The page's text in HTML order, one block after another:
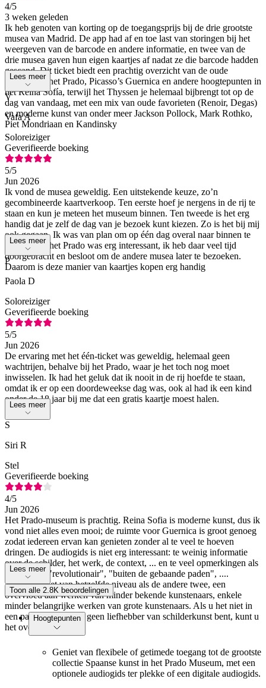
4/5
3 weken geleden
Ik heb genoten van korting op de toegangsprijs bij de drie grootste
musea van Madrid. De app had af en toe last van storingen bij het
weergeven van de barcode en andere informatie, en twee van de
drie musea gaven hun eigen kaartjes af nadat ze die barcode hadden
gescand. Dit ticket biedt een prachtig overzicht van de oude
meesters in het Prado, Picasso’s Guernica en andere hoogtepunten in
het Reina Sofía, terwijl het Thyssen je helemaal bijbrengt tot op de
dag van vandaag, met een mix van oude favorieten (Renoir, Degas)
en moderne kunst van onder meer Jackson Pollock, Mark Rothko,
Piet Mondriaan en Kandinsky
Lees meer
V
Vafa A
Soloreiziger
Geverifieerde boeking
5/5
Jun 2026
Ik vond de musea geweldig. Een uitstekende keuze, zo’n
gecombineerde kaartverkoop. Ten eerste hoef je nergens in de rij te
staan en kun je meteen het museum binnen. Ten tweede is het erg
handig dat je zelf de dag van je bezoek kunt kiezen. Zo is het bij mij
ook gegaan. Ik was van plan om op één dag overal naar binnen te
gaan. Maar het Prado was erg interessant, ik heb daar veel tijd
doorgebracht en besloot om de andere musea later te bezoeken.
Daarom is deze manier van kaartjes kopen erg handig
Lees meer
P
Paola D
Soloreiziger
Geverifieerde boeking
5/5
Jun 2026
De ervaring met het één-ticket was geweldig, helemaal geen
wachtrijen, behalve bij het Prado, waar je het toch nog moet
inwisselen. Ik had het geluk dat ik nooit in de rij hoefde te staan,
omdat ik er op een doordeweekse dag was, ook al had ik een kind
onder de 18 jaar bij me dat een gratis kaartje moest halen.
Lees meer
S
Siri R
Stel
Geverifieerde boeking
4/5
Jun 2026
Het Prado-museum is prachtig. Reina Sofia is moderne kunst, dus ik
vond niet alles even mooi; de ruimte voor Guernica is groot genoeg
zodat iedereen ervan kan genieten zonder al te veel te hoeven
dringen. De audiogids is niet erg interessant: te weinig informatie
over de schilder, het werk, de context, ... en te veel opmerkingen als
"prachtig", "revolutionair", "buiten de gebaande paden", ....
Thyssen: Niet van hetzelfde niveau als de andere twee, een
overvloed aan werken van minder bekende kunstenaars, enkele
minder belangrijke werken van grote kunstenaars. Als u het niet in
een pakket heeft en u geen liefhebber van schilderkunst bent, kunt u
het overslaan.
Lees meer
Toon alle 2.8K beoordelingen
Hoogtepunten
Geniet van flexibele of getimede toegang tot de grootste
collectie Spaanse kunst in het Prado Museum, met een
optionele audiogids ter plekke of een digitale audiogids.